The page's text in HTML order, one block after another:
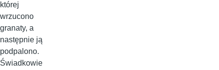
której
wrzucono
granaty, a
następnie ją
podpalono.
Świadkowie